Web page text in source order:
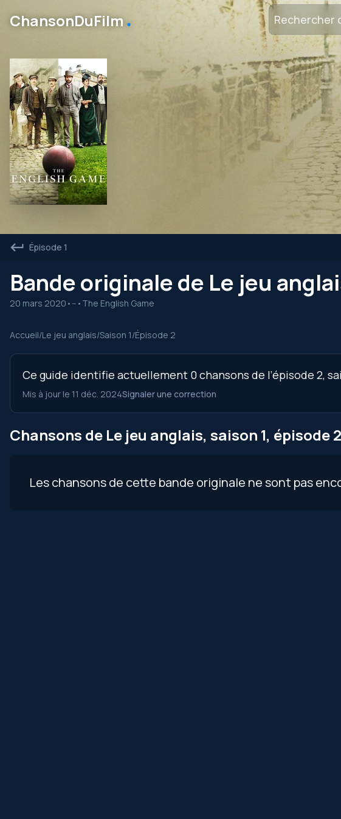
ChansonDuFilm․
Épisode 1
Bande originale de Le jeu
20 mars 2020 • -- • The English Game
Accueil/Le jeu anglais/Saison 1/Épisode 2
Ce guide identifie actuellement 0 chansons de l’épisode 2,
Mis à jour le 11 déc. 2024Signaler une correction
Chansons de Le jeu anglais, saison 1, épisode 2
Les chansons de cette bande originale ne sont pas